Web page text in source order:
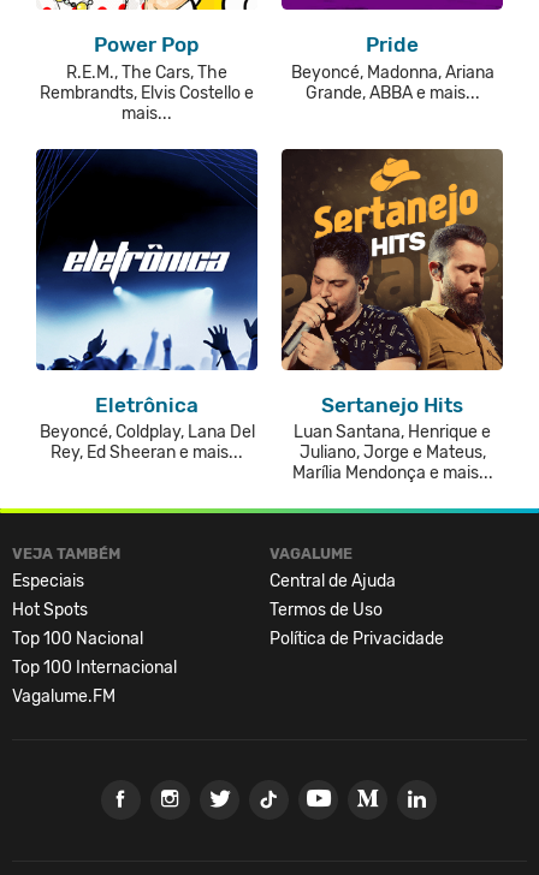
Power Pop
R.E.M., The Cars, The
Rembrandts, Elvis Costello e
mais...
Pride
Beyoncé, Madonna, Ariana
Grande, ABBA e mais...
Eletrônica
Beyoncé, Coldplay, Lana Del
Rey, Ed Sheeran e mais...
Sertanejo Hits
Luan Santana, Henrique e
Juliano, Jorge e Mateus,
Marília Mendonça e mais...
VEJA TAMBÉM
Especiais
Hot Spots
Top 100 Nacional
Top 100 Internacional
Vagalume.FM
VAGALUME
Central de Ajuda
Termos de Uso
Política de Privacidade